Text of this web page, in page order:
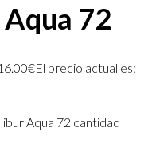
72
€El precio actual es:
Aqua 72 cantidad